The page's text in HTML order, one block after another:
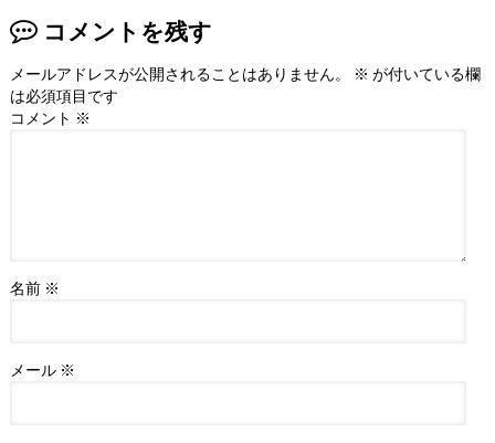
コメントを残す
メールアドレスが公開されることはありません。 ※ が付いている欄
は必須項目です
コメント ※
名前 ※
メール ※